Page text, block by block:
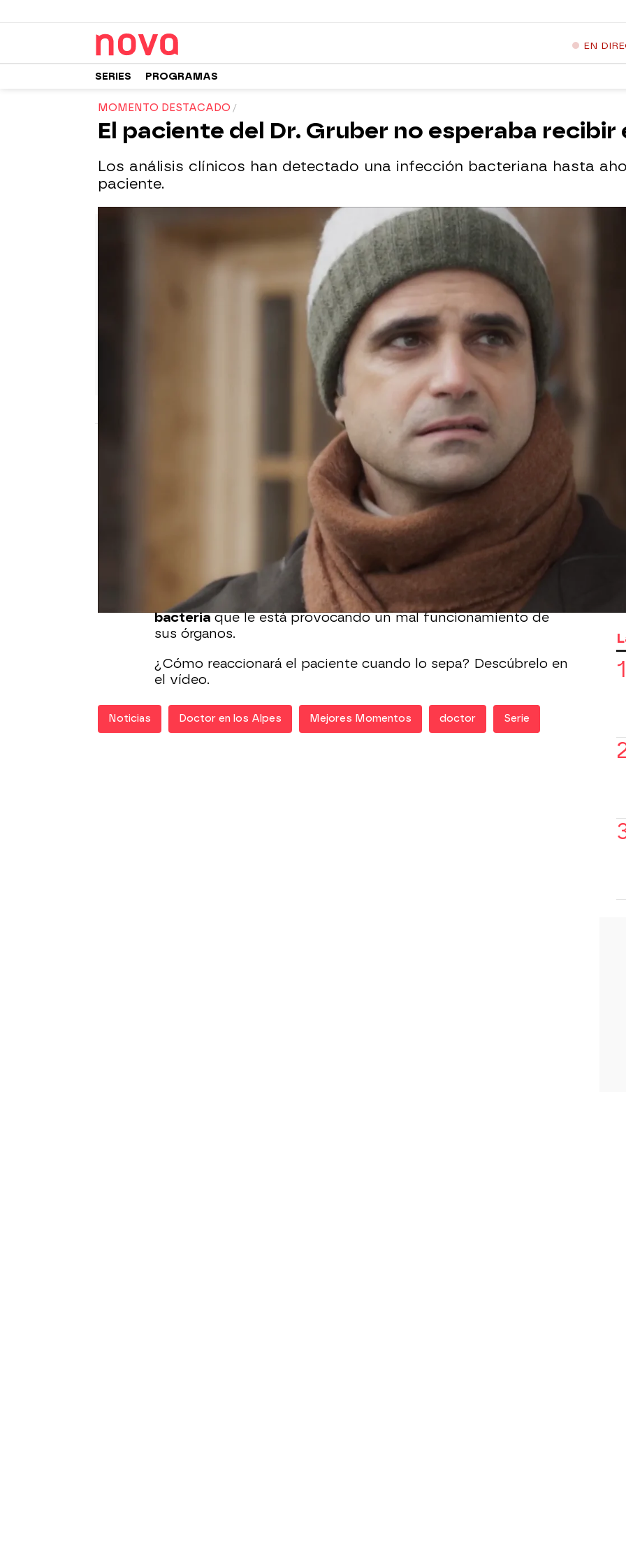
EN
SERIES PROGRAMAS
MOMENTO DESTACADO
El paciente del Dr. Gruber no esperaba
Los análisis clínicos han detectado una infección bacteriana hasta
paciente.
WhatsappFacebook
Uno de los pacientes del Doctor Gruber ha sorprendido a
todos los médicos del hospital.
Sus resultados clínicos eran no concluyentes, por lo que
costado determinar cuál es la causa de su enfermedad.
Pero por fin, Martin ha descubierto que
se trata de una
bacteriaque le está provocando un mal funcionamiento de
sus órganos.
¿Cómo reaccionará el paciente cuando lo sepa? Descúbrelo en
el vídeo.
Noticias Doctor en los Alpes Mejores Momentos doctor Serie